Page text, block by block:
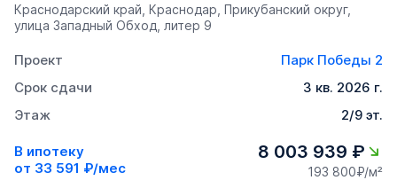
Краснодарский край, Краснодар, Прикубанский округ,
улица Западный Обход, литер 9
Проект
Парк Победы 2
Срок сдачи
3 кв. 2026 г.
Этаж
2/9 эт.
В ипотеку
от 33 591 ₽/мес
8 003 939 ₽
193 800₽/м²